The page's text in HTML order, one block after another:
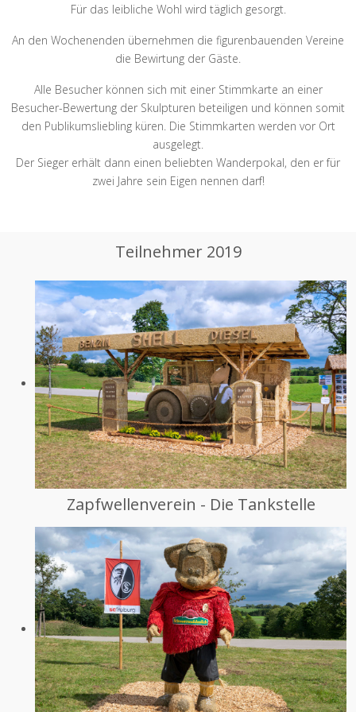
Für das leibliche Wohl wird täglich gesorgt.
An den Wochenenden übernehmen die figurenbauenden Vereine
die Bewirtung der Gäste.
Alle Besucher können sich mit einer Stimmkarte an einer
Besucher-Bewertung der Skulpturen beteiligen und können somit
den Publikumsliebling küren. Die Stimmkarten werden vor Ort
ausgelegt.
Der Sieger erhält dann einen beliebten Wanderpokal, den er für
zwei Jahre sein Eigen nennen darf!
Teilnehmer 2019
Zapfwellenverein - Die Tankstelle